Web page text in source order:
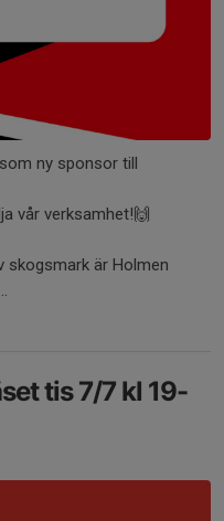
ny sponsor till
vår verksamhet!🙌
skogsmark är Holmen
tis 7/7 kl 19-